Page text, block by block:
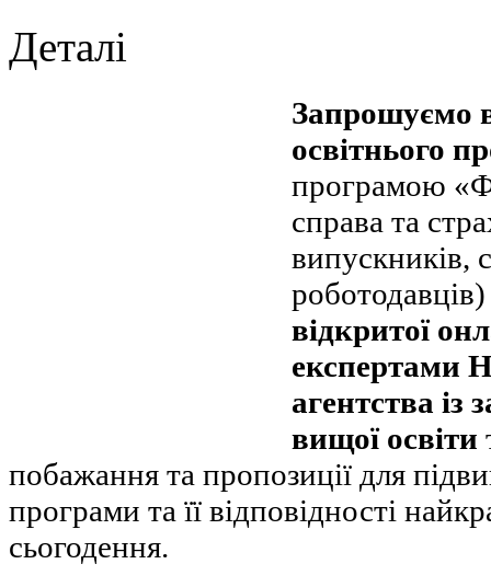
Деталі
Запрошуємо
освітнього
програмою
справа та
випускників,
відкритої
експертами
агентства із
вищої освіти
побажання та пропозиції для
програми та її відповідності
сьогодення.